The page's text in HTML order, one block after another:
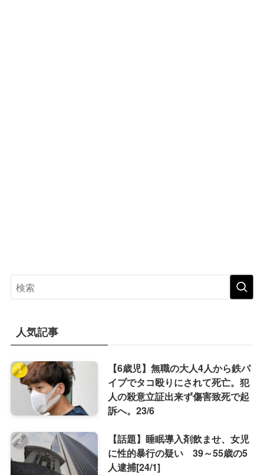
人気記事
【6歳児】無職の大人4人から鉄パ
イプでタコ殴りにされて死亡。犯
人の殺意立証出来ず傷害致死で起
訴へ。23/6
【話題】睡眠導入剤飲ませ、女児
に性的暴行の疑い 39～55歳の5
人逮捕[24/1]